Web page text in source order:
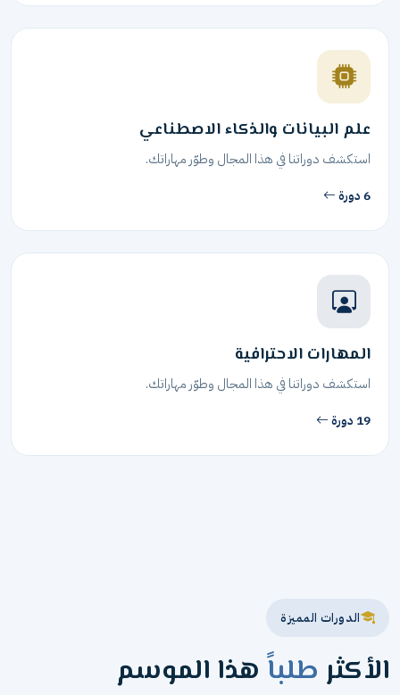
علم البيانات والذكاء الاصطناعي
استكشف دوراتنا في هذا المجال وطوّر مهاراتك.
المهارات الاحترافية
استكشف دوراتنا في هذا المجال وطوّر مهاراتك.
19 دورة
الدورات المميزة
الأكثرطلباًهذا الموسم